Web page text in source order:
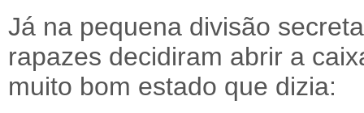
Já na pequena divisão
rapazes decidiram abrir a
muito bom estado que dizia: